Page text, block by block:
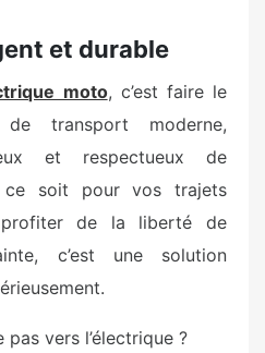
et durable
moto, c’est faire le
transport moderne,
et respectueux de
ce soit pour vos trajets
de la liberté de
c’est une solution
vers l’électrique ?